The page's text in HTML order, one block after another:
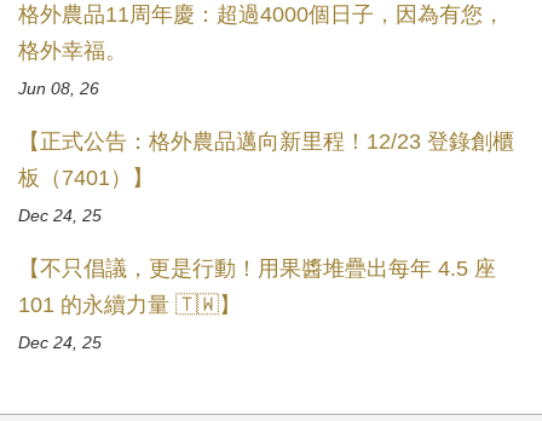
格外農品11周年慶：超過4000個日子，因為有您，
格外幸福。
Jun 08, 26
【正式公告：格外農品邁向新里程！12/23 登錄創櫃
板（7401）】
Dec 24, 25
【不只倡議，更是行動！用果醬堆疊出每年 4.5 座
101 的永續力量 🇹🇼】
Dec 24, 25